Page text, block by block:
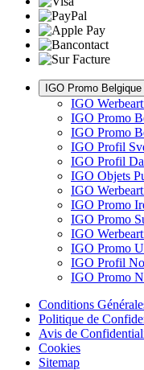
IGO Promo Belgique
IGO
IGO Promo
IGO Promo
IGO Profil
IGO Profil
IGO Objets
IGO
IGO Promo
IGO Promo
IGO
IGO Promo
IGO Profil
IGO Promo
Conditions
Politique de
Avis de
Cookies
Sitemap